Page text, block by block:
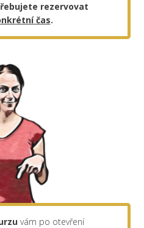
rezervovat
čas.
vám po otevření